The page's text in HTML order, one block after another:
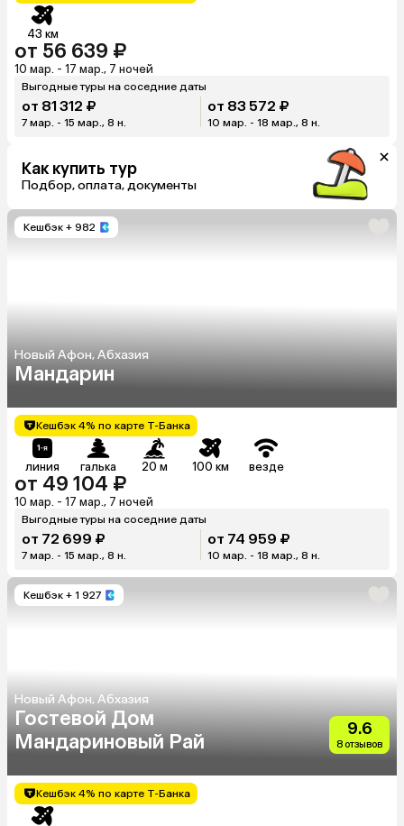
43 км
от 56 639 ₽
10 мар. - 17 мар., 7 ночей
Выгодные туры на соседние даты
от 81 312 ₽
7 мар. - 15 мар., 8 н.
от 83 572 ₽
10 мар. - 18 мар., 8 н.
Как купить тур
Подбор, оплата, документы
Кешбэк + 982
Новый Афон, Абхазия
Мандарин
Кешбэк 4% по карте Т-Банка
линия галька 20 м 100 км везде
от 49 104 ₽
10 мар. - 17 мар., 7 ночей
Выгодные туры на соседние даты
от 72 699 ₽
7 мар. - 15 мар., 8 н.
от 74 959 ₽
10 мар. - 18 мар., 8 н.
Кешбэк + 1 927
Новый Афон, Абхазия
Гостевой Дом
Мандариновый Рай
9.6
8 отзывов
Кешбэк 4% по карте Т-Банка